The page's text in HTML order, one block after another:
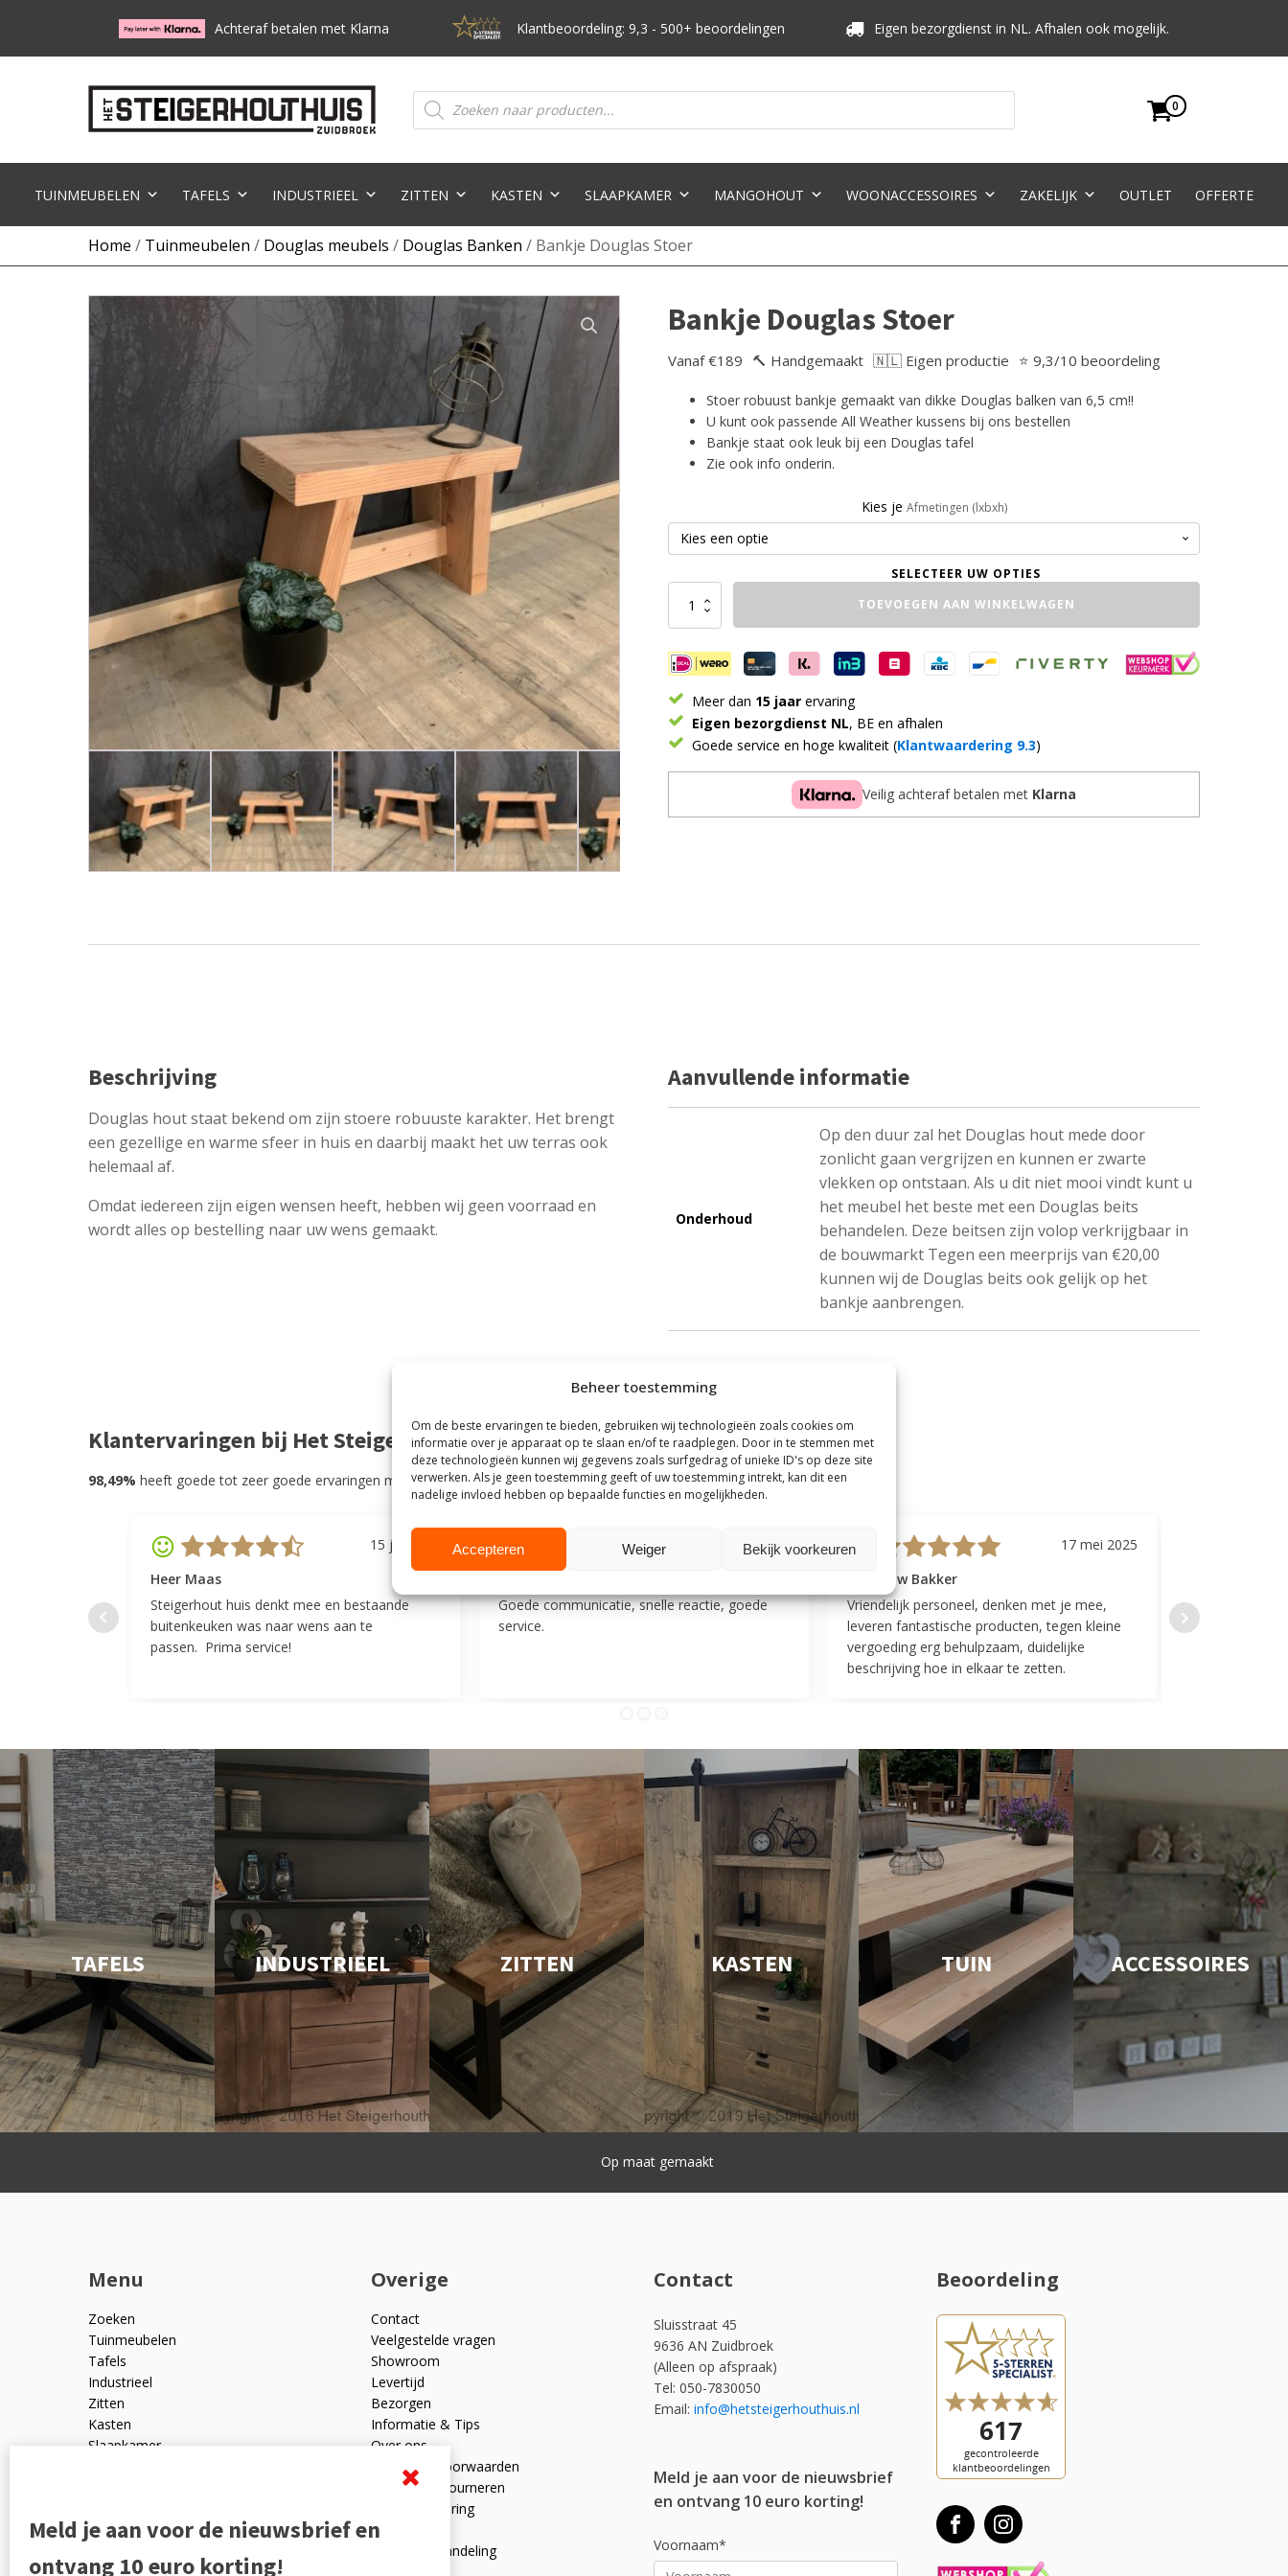
Beheer toestemming
Om de beste ervaringen te bieden, gebruiken wij technologieën zoals cookies om
informatie over je apparaat op te slaan en/of te raadplegen. Door in te stemmen met
deze technologieën kunnen wij gegevens zoals surfgedrag of unieke ID's op deze site
verwerken. Als je geen toestemming geeft of uw toestemming intrekt, kan dit een
nadelige invloed hebben op bepaalde functies en mogelijkheden.
Accepteren Weiger Bekijk voorkeuren
Achteraf betalen met Klarna Klantbeoordeling: 9,3 - 500+ beoordelingen Eigen bezorgdienst in NL. Afhalen ook mogelijk.
Producten
zoeken
0
TUINMEUBELEN TAFELS INDUSTRIEEL ZITTEN KASTEN SLAAPKAMER MANGOHOUT WOONACCESSOIRES ZAKELIJK OUTLET OFFERTE
Home / Tuinmeubelen / Douglas meubels / Douglas Banken / Bankje Douglas Stoer
Bankje Douglas Stoer
Vanaf €189 🔨 Handgemaakt 🇳🇱 Eigen productie ⭐ 9,3/10 beoordeling
Stoer robuust bankje gemaakt van dikke Douglas balken van 6,5 cm!!
U kunt ook passende All Weather kussens bij ons bestellen
Bankje staat ook leuk bij een Douglas tafel
Zie ook info onderin.
Kies je Afmetingen (lxbxh)
Bankje
Douglas
aantal
TOEVOEGEN AAN WINKELWAGEN
Meer dan 15 jaar ervaring
Eigen bezorgdienst NL, BE en afhalen
Goede service en hoge kwaliteit (Klantwaardering 9.3)
Veilig achteraf betalen met Klarna
Beschrijving
Douglas hout staat bekend om zijn stoere robuuste karakter. Het brengt
een gezellige en warme sfeer in huis en daarbij maakt het uw terras ook
helemaal af.
Omdat iedereen zijn eigen wensen heeft, hebben wij geen voorraad en
wordt alles op bestelling naar uw wens gemaakt.
Aanvullende informatie
Onderhoud
Op den duur zal het Douglas hout mede door
zonlicht gaan vergrijzen en kunnen er zwarte
vlekken op ontstaan. Als u dit niet mooi vindt kunt u
het meubel het beste met een Douglas beits
behandelen. Deze beitsen zijn volop verkrijgbaar in
de bouwmarkt Tegen een meerprijs van €20,00
kunnen wij de Douglas beits ook gelijk op het
bankje aanbrengen.
Klantervaringen bij Het Steigerhouthuis
98,49% heeft goede tot zeer goede ervaringen met Het Steigerhouthuis op basis van meer dan500 beoordelingen.
15 juli 2025
Heer Maas
Steigerhout huis denkt mee en bestaande
buitenkeuken was naar wens aan te
passen. Prima service!
9 juli 2025
Goede communicatie, snelle reactie, goede
service.
17 mei 2025
Mevrouw Bakker
Vriendelijk personeel, denken met je mee,
leveren fantastische producten, tegen kleine
vergoeding erg behulpzaam, duidelijke
beschrijving hoe in elkaar te zetten.
Top geregeld!
indelingen die
TAFELS INDUSTRIEEL ZITTEN KASTEN TUIN ACCESSOIRES
Snelle levering
Menu
Zoeken
Tuinmeubelen
Tafels
Industrieel
Zitten
Kasten
Slaapkamer
Outlet
Overige
Contact
Veelgestelde vragen
Showroom
Levertijd
Bezorgen
Informatie & Tips
Over ons
Algemene voorwaarden
Ruilen en retourneren
Privacyverklaring
Reviewpolicy
Klachtenafhandeling
Contact
Sluisstraat 45
9636 AN Zuidbroek
(Alleen op afspraak)
Tel: 050-7830050
Email: info@hetsteigerhouthuis.nl
Meld je aan voor de nieuwsbrief
en ontvang 10 euro korting!
Voornaam*
Beoordeling
Meld je aan voor de nieuwsbrief en
ontvang 10 euro korting!